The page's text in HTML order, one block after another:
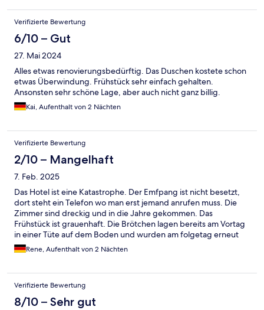
Verifizierte Bewertung
6/10 – Gut
27. Mai 2024
Alles etwas renovierungsbedürftig. Das Duschen kostete schon
etwas Überwindung. Frühstück sehr einfach gehalten.
Ansonsten sehr schöne Lage, aber auch nicht ganz billig.
Kai, Aufenthalt von 2 Nächten
Verifizierte Bewertung
2/10 – Mangelhaft
7. Feb. 2025
Das Hotel ist eine Katastrophe. Der Emfpang ist nicht besetzt,
dort steht ein Telefon wo man erst jemand anrufen muss. Die
Zimmer sind dreckig und in die Jahre gekommen. Das
Frühstück ist grauenhaft. Die Brötchen lagen bereits am Vortag
in einer Tüte auf dem Boden und wurden am folgetag erneut
aufgebacken.
Rene, Aufenthalt von 2 Nächten
Verifizierte Bewertung
8/10 – Sehr gut